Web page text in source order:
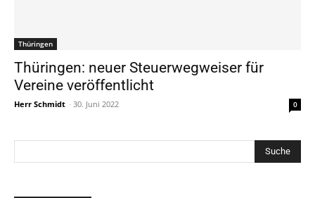
Thüringen
Thüringen: neuer Steuerwegweiser für
Vereine veröffentlicht
Herr Schmidt - 30. Juni 2022 0